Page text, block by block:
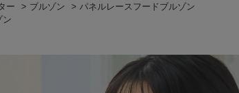
ー > ブルゾン > パネルレースフードブルゾン
ン